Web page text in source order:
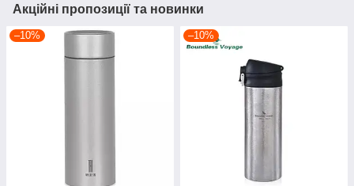
Акційні пропозиції та новинки
–10% –10%